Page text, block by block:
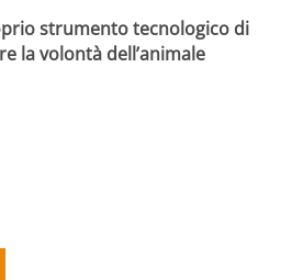
strumento tecnologico di
la volontà dell’animale